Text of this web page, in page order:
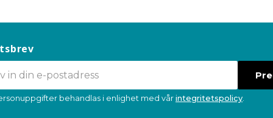
behandlas i enlighet med vårintegritetspolicy.